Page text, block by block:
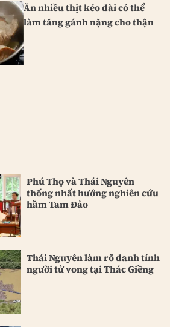
Ăn nhiều thịt kéo dài có thể
làm tăng gánh nặng cho thận
Phú Thọ và Thái Nguyên
thống nhất hướng nghiên cứu
hầm Tam Đảo
Thái Nguyên làm rõ danh tính
người tử vong tại Thác Giềng